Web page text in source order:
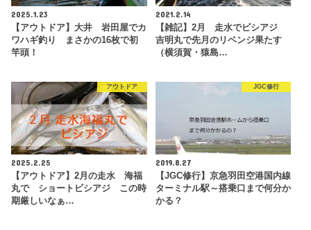
2025.1.23
【アウトドア】大井 岩田屋でカ
ワハギ釣り まさかの16枚で初
竿頭！
2021.2.14
【雑記】2月 走水でビシアジ
吉明丸で先月のリベンジ果たす
（横須賀・猿島…
アウトドア
2025.2.25
【アウトドア】2月の走水 海福
丸で ショートビシアジ この時
期厳しいなぁ…
JGC修行
2019.8.27
【JGC修行】京急羽田空港国内線
ターミナル駅～搭乗口まで何分か
かる？